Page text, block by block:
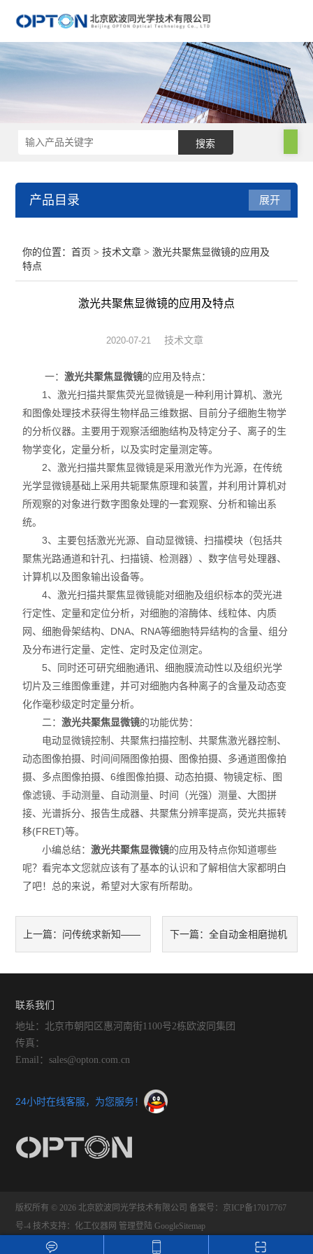
产品目录
手持光谱仪
电镜附件及制样设备
其他设备
展开
你的位置：首页 >技术文章 > 激光共聚焦显微镜的应用及
特点
激光共聚焦显微镜的应用及特点
2020-07-21 技术文章
一：激光共聚焦显微镜的应用及特点：
1、激光扫描共聚焦荧光显微镜是一种利用计算机、激光
和图像处理技术获得生物样品三维数据、目前分子细胞生物学
的分析仪器。主要用于观察活细胞结构及特定分子、离子的生
物学变化，定量分析，以及实时定量测定等。
2、激光扫描共聚焦显微镜是采用激光作为光源，在传统
光学显微镜基础上采用共轭聚焦原理和装置，并利用计算机对
所观察的对象进行数字图象处理的一套观察、分析和输出系
统。
3、主要包括激光光源、自动显微镜、扫描模块（包括共
聚焦光路通道和针孔、扫描镜、检测器）、数字信号处理器、
计算机以及图象输出设备等。
4、激光扫描共聚焦显微镜能对细胞及组织标本的荧光进
行定性、定量和定位分析，对细胞的溶酶体、线粒体、内质
网、细胞骨架结构、DNA、RNA等细胞特异结构的含量、组分
及分布进行定量、定性、定时及定位测定。
5、同时还可研究细胞通讯、细胞膜流动性以及组织光学
切片及三维图像重建，并可对细胞内各种离子的含量及动态变
化作毫秒级定时定量分析。
二：激光共聚焦显微镜的功能优势：
电动显微镜控制、共聚焦扫描控制、共聚焦激光器控制、
动态图像拍摄、时间间隔图像拍摄、图像拍摄、多通道图像拍
摄、多点图像拍摄、6维图像拍摄、动态拍摄、物镜定标、图
像滤镜、手动测量、自动测量、时间（光强）测量、大图拼
接、光谱拆分、报告生成器、共聚焦分辨率提高，荧光共振转
移(FRET)等。
小编总结：激光共聚焦显微镜的应用及特点你知道哪些
呢？看完本文您就应该有了基本的认识和了解相信大家都明白
了吧！总的来说，希望对大家有所帮助。
上一篇： 问传统求新知——
面的各向异性纳米图案的神秘
面纱
下一篇： 全自动金相磨抛机
联系我们
地址：北京市朝阳区惠河南街1100号2栋欧波同集团
传真：
Email：sales@opton.com.cn
24小时在线客服，为您服务！
版权所有 © 2026 北京欧波同光学技术有限公司 备案号：京ICP备17017767
号-4 技术支持： 化工仪器网 管理登陆 GoogleSitemap